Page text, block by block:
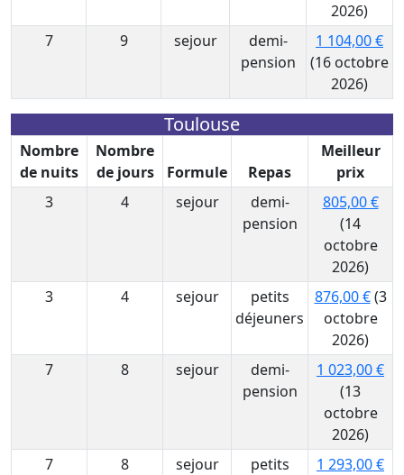
2026)
7
9 sejour
demi-
pension
1 104,00 €
(16 octobre
2026)
Toulouse
Nombre
de nuits
Nombre
de jours
Formule Repas
Meilleur
prix
3
4 sejour
demi-
pension
805,00 €
(14
octobre
2026)
3
4 sejour
petits
déjeuners
876,00 €(3
octobre
2026)
7
8 sejour
demi-
pension
1 023,00 €
(13
octobre
2026)
7
8 sejour
petits
1 293,00 €